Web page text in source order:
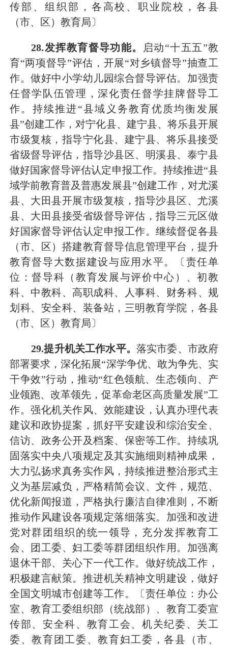
传部 、组织部 ，各高校、职业院校，各县
（市、区）教育局〕
28.发挥教育督导功能。 启动“十五五”教
育“两项督导”评估 ， 开展“对乡镇督导”抽查工
作。做好中小学幼儿园综合督导评估。 加强责
任督学队伍管理，深化责任督学挂牌督导工
作。持续推进“县域义务教育优质均衡发展
县”创建工作， 对宁化县、建宁县、将乐县开展
市级复核 ，指导宁化县、建宁县、将乐县接受
省级督导评估，指导沙县区、明溪县、泰宁县
做好国家督导评估认定申报工作。 持续推进“县
域学前教育普及普惠发展县”创建工作，对尤溪
县、大田县开展市级复核，指导沙县区、尤溪
县、大田县接受省级督导评估，指导三元区做
好国家督导评估认定申报工作。继续督促各县
（市、区）搭建教育督导信息管理平台，提升
教育督导大数据建设与应用水平。
〔责任单
位：督导科（教育发展与评价中心）、初教
科、中教科、 高职成科、 人事科、 财务科、规
划科、 安全科、装备站 ，三明教育学院，各县
（市、区）教育局 〕
29.提升机关工作水平。 落实市委、市政府
部署要求，深化拓展“深学争优、敢为争先、实
干争效”行动，推动“红色领航、生态领向、产
业领跑、改革领先，促革命老区高质量发展”工
作。强化机关作风、效能建设，认真办理代表
建议和政协提案，抓好平安建设和综治安全、
信访、政务公开及档案、保密等工作。持续巩
固落实中央八项规定及其实施细则精神成果，
大力弘扬求真务实作风，持续推进整治形式主
义为基层减负 ， 严格精简会议、文件，规范、
优化新闻报道，严格执行廉洁自律准则，不断
推动作风建设各项规定落细落实。加强和改进
党对群团组织的统一领导，充分发挥教育工
会、团工委、妇工委等群团组织作用。加强离
退休干部、关心下一代工作。做好统战工作，
积极建言献策。 推进机关精神文明建设，做好
全国文明城市创建等工作。
〔责任单位：办公
室、教育工委组织部（统战部）、教育工委宣
传部、安全科、教育工会、机关纪委、关工
委、教育团工委、教育妇工委，各县（市、